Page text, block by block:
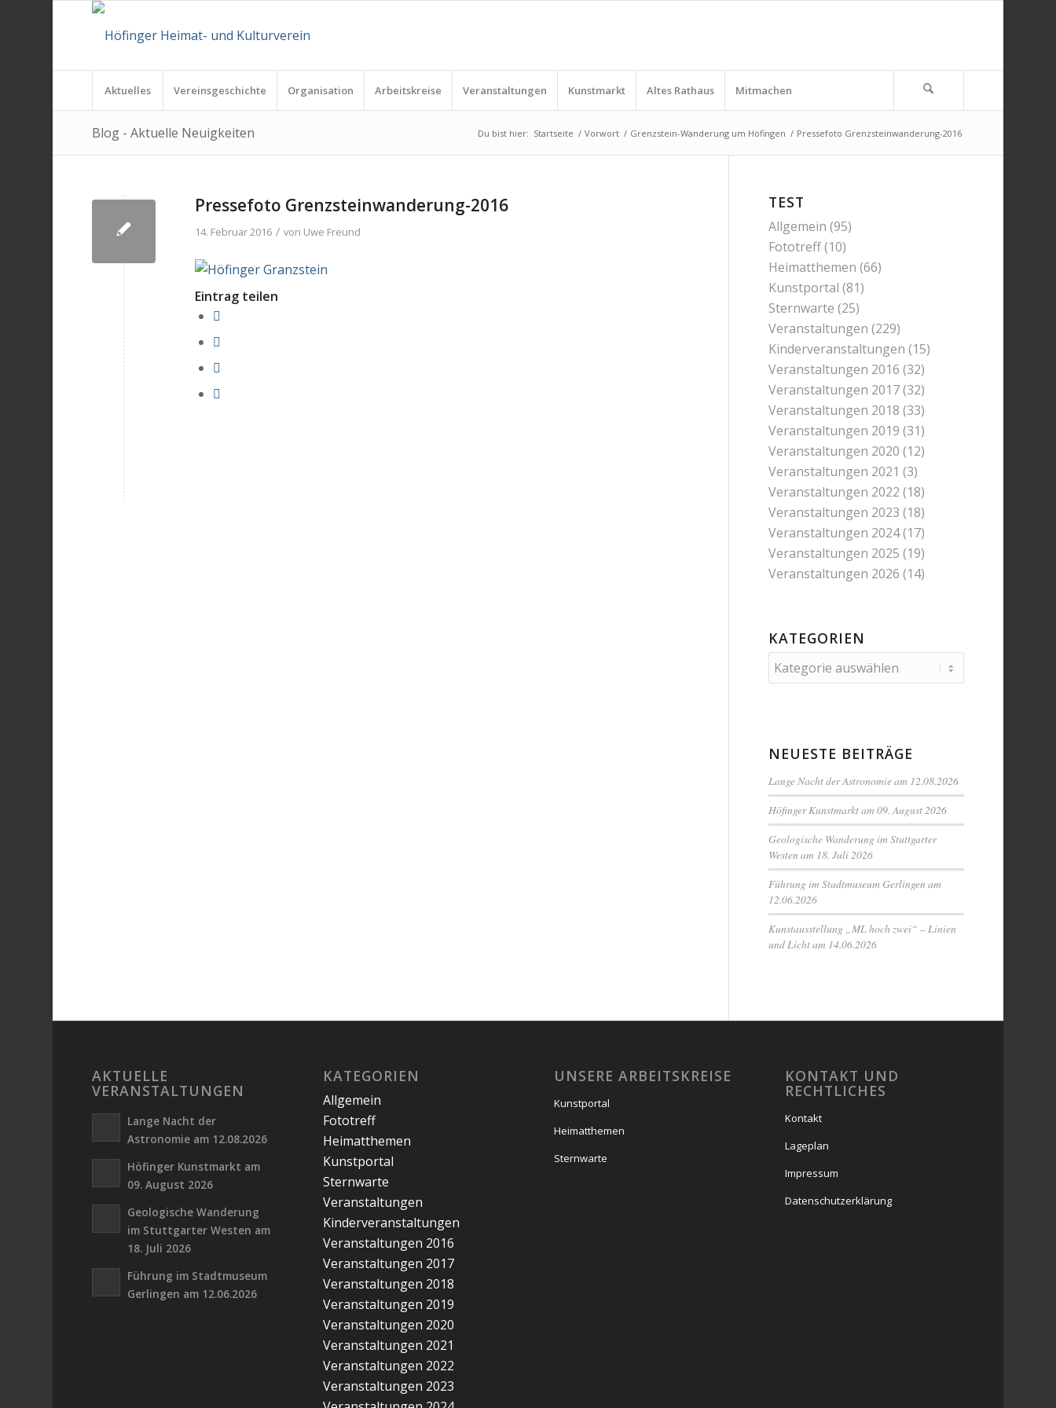
Aktuelles Vereinsgeschichte Organisation Arbeitskreise Veranstaltungen Kunstmarkt Altes Rathaus Mitmachen
Blog - Aktuelle Neuigkeiten Du bist hier: Startseite / Vorwort / Grenzstein-Wanderung um Höfingen / Pressefoto Grenzsteinwanderung-2016
Pressefoto Grenzsteinwanderung-2016
14. Februar 2016 / von Uwe Freund
Eintrag teilen
TEST
Allgemein (95)
Fototreff(10)
Heimatthemen (66)
Kunstportal (81)
Sternwarte (25)
Veranstaltungen (229)
Kinderveranstaltungen (15)
Veranstaltungen 2016 (32)
Veranstaltungen 2017(32)
Veranstaltungen 2018 (33)
Veranstaltungen 2019 (31)
Veranstaltungen 2020 (12)
Veranstaltungen 2021 (3)
Veranstaltungen 2022 (18)
Veranstaltungen 2023 (18)
Veranstaltungen 2024(17)
Veranstaltungen 2025 (19)
Veranstaltungen 2026 (14)
KATEGORIEN
Kategorien
NEUESTE BEITRÄGE
Lange Nacht der Astronomie am 12.08.2026
Höfinger Kunstmarkt am 09. August 2026
Geologische Wanderung im Stuttgarter
Westen am 18. Juli 2026
Führung im Stadtmuseum Gerlingen am
12.06.2026
Kunstausstellung „ML hoch zwei“ – Linien
und Licht am 14.06.2026
AKTUELLE
VERANSTALTUNGEN
Lange Nacht der
Astronomie am 12.08.2026
Höfinger Kunstmarkt am
09. August 2026
Geologische Wanderung
im Stuttgarter Westen am
18. Juli 2026
Führung im Stadtmuseum
Gerlingen am 12.06.2026
KATEGORIEN
Allgemein
Fototreff
Heimatthemen
Kunstportal
Sternwarte
Veranstaltungen
Kinderveranstaltungen
Veranstaltungen 2016
Veranstaltungen 2017
Veranstaltungen 2018
Veranstaltungen 2019
Veranstaltungen 2020
Veranstaltungen 2021
Veranstaltungen 2022
Veranstaltungen 2023
UNSERE ARBEITSKREISE
Kunstportal
Heimatthemen
Sternwarte
KONTAKT UND
RECHTLICHES
Kontakt
Lageplan
Impressum
Datenschutzerklärung